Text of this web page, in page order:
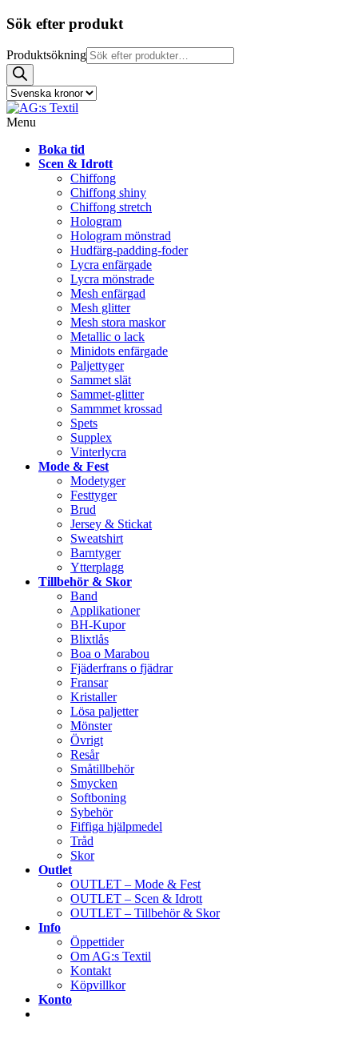
Sök efter produkt
Produktsökning
Menu
Boka tid
Scen & Idrott
Chiffong
Chiffong shiny
Chiffong stretch
Hologram
Hologram mönstrad
Hudfärg-padding-foder
Lycra enfärgade
Lycra mönstrade
Mesh enfärgad
Mesh glitter
Mesh stora maskor
Metallic o lack
Minidots enfärgade
Paljettyger
Sammet slät
Sammet-glitter
Sammmet krossad
Spets
Supplex
Vinterlycra
Mode & Fest
Modetyger
Festtyger
Brud
Jersey & Stickat
Sweatshirt
Barntyger
Ytterplagg
Tillbehör & Skor
Band
Applikationer
BH-Kupor
Blixtlås
Boa o Marabou
Fjäderfrans o fjädrar
Fransar
Kristaller
Lösa paljetter
Mönster
Övrigt
Resår
Småtillbehör
Smycken
Softboning
Sybehör
Fiffiga hjälpmedel
Tråd
Skor
Outlet
OUTLET – Mode & Fest
OUTLET – Scen & Idrott
OUTLET – Tillbehör & Skor
Info
Öppettider
Om AG:s Textil
Kontakt
Köpvillkor
Konto